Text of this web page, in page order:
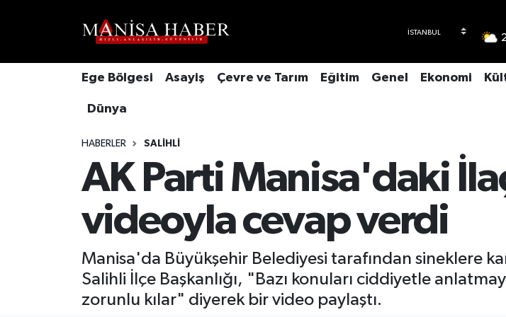
Ege Bölgesi Asayiş Çevre ve Tarım Eğitim Genel Ekonomi
Dünya
HABERLER SALIHLI
AK Parti Manisa'daki
videoyla cevap verdi
Manisa'da Büyükşehir Belediyesi tarafından sineklere
Salihli İlçe Başkanlığı, "Bazı konuları ciddiyetle
zorunlu kılar" diyerek bir video paylaştı.
Tüm Manşetler
Haber Arşivi